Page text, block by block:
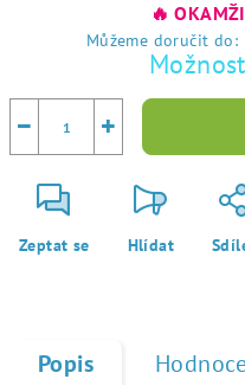
🔥
Můžeme doručit do:
+
−
Zeptat se Hlídat
Popis